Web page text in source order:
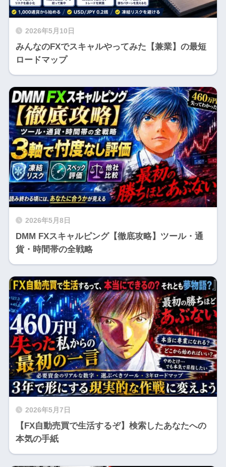
2026年5月10日
みんなのFXでスキャルやってみた【兼業】の最短
ロードマップ
2026年5月8日
DMM FXスキャルピング【徹底攻略】ツール・通
貨・時間帯の全戦略
2026年5月7日
【FX自動売買で生活するぞ】検索したあなたへの
本気の手紙